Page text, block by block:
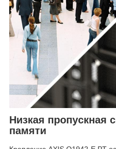
Низкая пропускная
памяти